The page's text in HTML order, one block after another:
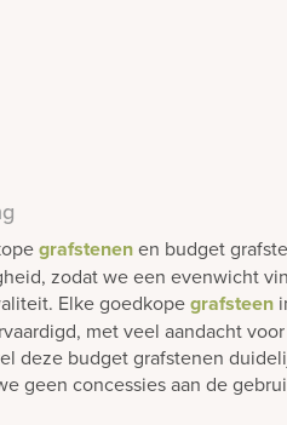
grafstenenen budget
zodat we een evenwicht
Elke goedkopegrafsteen
met veel aandacht
deze budget grafstenen
geen concessies aan de